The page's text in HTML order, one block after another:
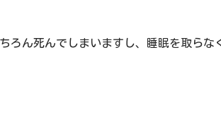
ろん死んでしまいますし、睡眠を取ら